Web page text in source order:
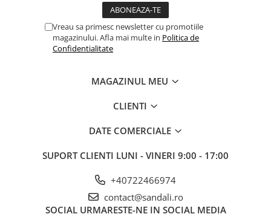
Vreau sa primesc newsletter cu promotiile
magazinului. Afla mai multe in Politica de
Confidentialitate
MAGAZINUL MEU
CLIENTI
DATE COMERCIALE
SUPORT CLIENTI LUNI - VINERI 9:00 - 17:00
+40722466974
contact@sandali.ro
SOCIAL URMARESTE-NE IN SOCIAL MEDIA